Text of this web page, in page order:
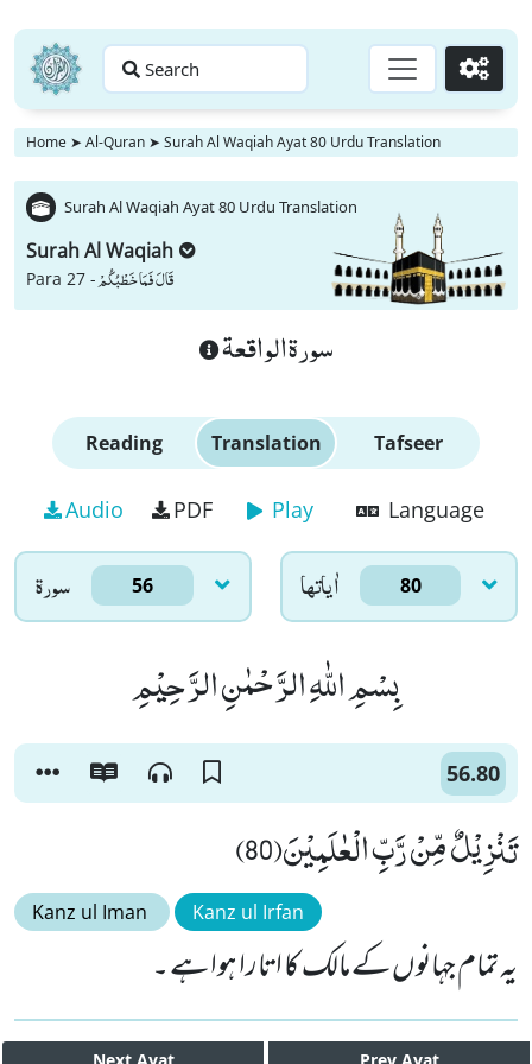
Search Go
Home ➤ Al-Quran ➤ Surah Al Waqiah Ayat 80 Urdu Translation
Surah Al Waqiah Ayat 80 Urdu Translation
Surah Al Waqiah
Para 27 -قَالَ فَمَا خَطْبُكُمْ
سورة الواقعة
Reading Translation Tafseer
Audio PDF Play Language
سورۃ 56 اٰياتها 80
بِسْمِ اللّٰهِ الرَّحْمٰنِ الرَّحِیْمِ
56.80
تَنْزِیْلٌ مِّنْ رَّبِّ الْعٰلَمِیْنَ(80)
Kanz ul Iman Kanz ul Irfan
یہ تمام جہانوں کے مالک کا اتارا ہوا ہے ۔